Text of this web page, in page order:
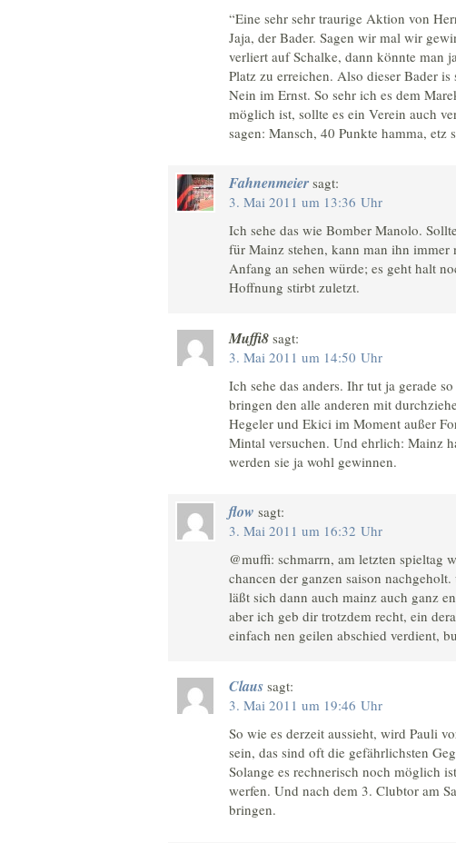
“Eine sehr sehr traurige Aktion von
Jaja, der Bader. Sagen wir mal wir
verliert auf Schalke, dann könnte man
Platz zu erreichen. Also dieser Bader
Nein im Ernst. So sehr ich es dem
möglich ist, sollte es ein Verein auch
sagen: Mansch, 40 Punkte hamma,
Fahnenmeier sagt:
3. Mai 2011 um 13:36 Uhr
Ich sehe das wie Bomber Manolo.
für Mainz stehen, kann man ihn
Anfang an sehen würde; es geht halt
Hoffnung stirbt zuletzt.
Muffi8 sagt:
3. Mai 2011 um 14:50 Uhr
Ich sehe das anders. Ihr tut ja gerade
bringen den alle anderen mit
Hegeler und Ekici im Moment außer
Mintal versuchen. Und ehrlich: Mainz
werden sie ja wohl gewinnen.
flow sagt:
3. Mai 2011 um 16:32 Uhr
@muffi: schmarrn, am letzten spieltag
chancen der ganzen saison
läßt sich dann auch mainz auch ganz
aber ich geb dir trotzdem recht, ein
einfach nen geilen abschied verdient,
Claus sagt:
3. Mai 2011 um 19:46 Uhr
So wie es derzeit aussieht, wird Pauli
sein, das sind oft die gefährlichsten
Solange es rechnerisch noch möglich
werfen. Und nach dem 3. Clubtor am
bringen.